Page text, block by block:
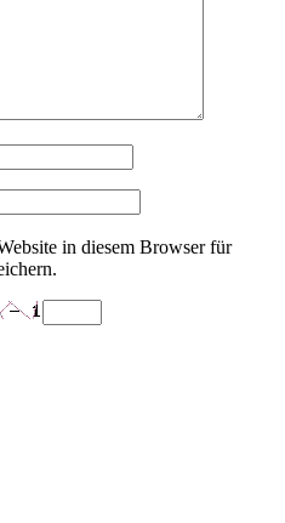
in diesem Browser für